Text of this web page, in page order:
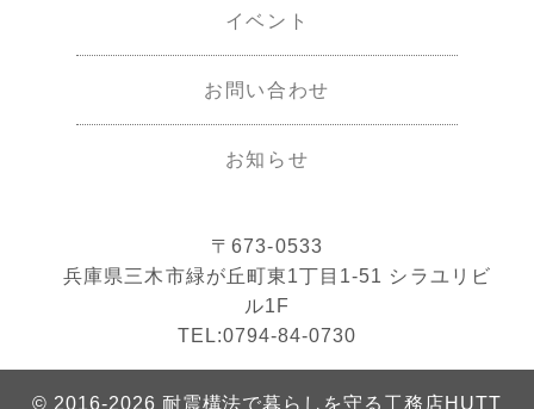
イベント
お問い合わせ
お知らせ
〒673-0533
兵庫県三木市緑が丘町東1丁目1-51 シラユリビ
ル1F
TEL:0794-84-0730
© 2016-2026 耐震構法で暮らしを守る工務店HUTT